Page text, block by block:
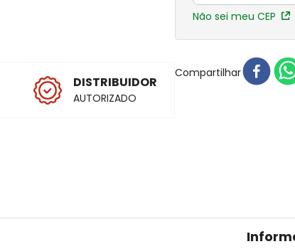
DISTRIBUIDOR
AUTORIZADO
Não sei meu CEP
Compartilhar